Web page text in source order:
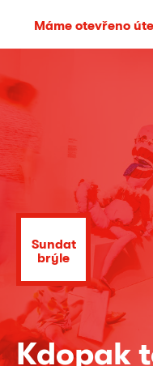
Máme otevřeno
Sundat
brýle
Kdopak